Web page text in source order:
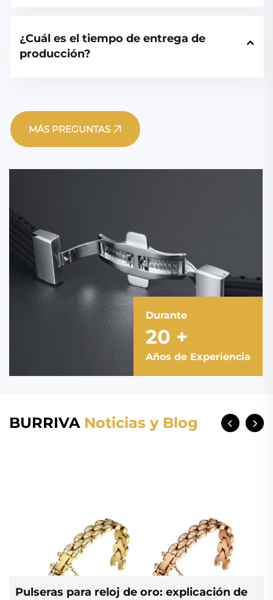
¿Cuál es el tiempo de entrega de
MÁS PREGUNTAS
Durante
20 +
Años de Experiencia
BURRIVA Noticias y Blog
de oro: explicación de
Industria china de